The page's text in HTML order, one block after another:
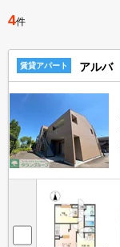
4件
賃貸アパート アルバ